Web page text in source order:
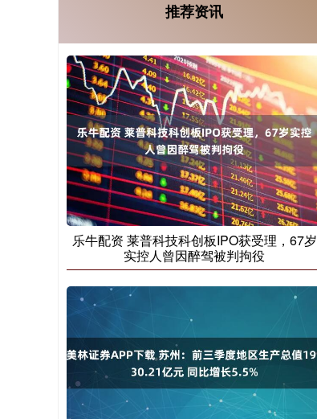
推荐资讯
乐牛配资 莱普科技科创板IPO获受理，67岁
实控人曾因醉驾被判拘役